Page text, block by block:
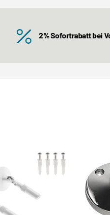
2% Sofortrabatt bei